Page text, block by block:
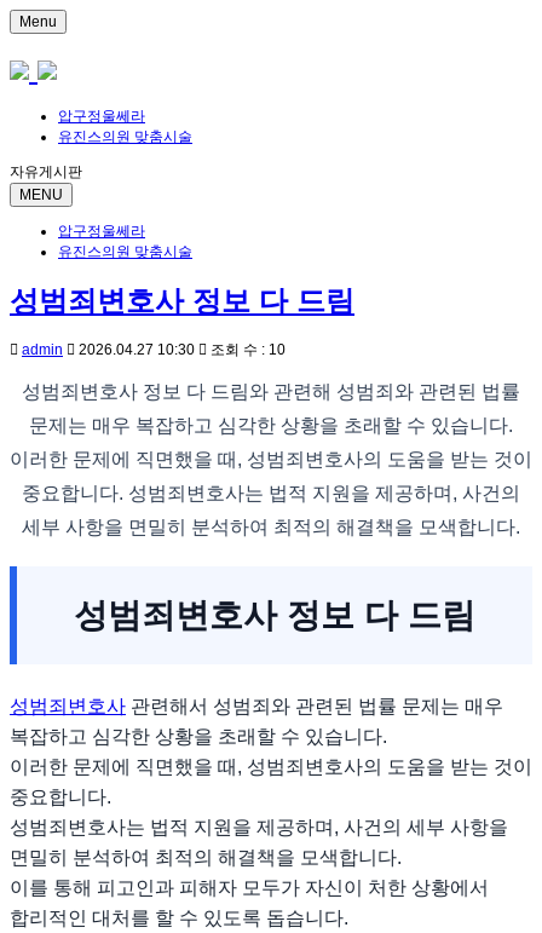
Menu
압구정울쎄라
유진스의원 맞춤시술
자유게시판
MENU
압구정울쎄라
유진스의원 맞춤시술
성범죄변호사 정보 다 드림
admin 2026.04.27 10:30 조회 수 : 10
성범죄변호사 정보 다 드림와 관련해 성범죄와 관련된 법률
문제는 매우 복잡하고 심각한 상황을 초래할 수 있습니다.
이러한 문제에 직면했을 때, 성범죄변호사의 도움을 받는 것이
중요합니다. 성범죄변호사는 법적 지원을 제공하며, 사건의
세부 사항을 면밀히 분석하여 최적의 해결책을 모색합니다.
성범죄변호사 정보 다 드림
성범죄변호사 관련해서 성범죄와 관련된 법률 문제는 매우
복잡하고 심각한 상황을 초래할 수 있습니다.
이러한 문제에 직면했을 때, 성범죄변호사의 도움을 받는 것이
중요합니다.
성범죄변호사는 법적 지원을 제공하며, 사건의 세부 사항을
면밀히 분석하여 최적의 해결책을 모색합니다.
이를 통해 피고인과 피해자 모두가 자신이 처한 상황에서
합리적인 대처를 할 수 있도록 돕습니다.